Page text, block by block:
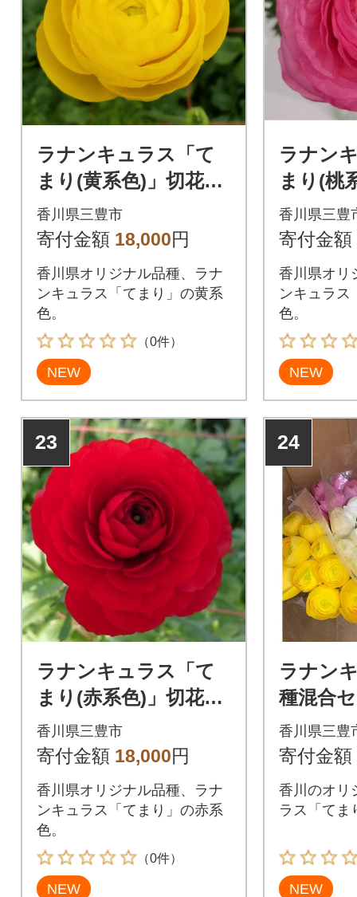
ラナンキュラス「て
まり(黄系色)」切花50
本
香川県三豊市
寄付金額 18,000円
香川県オリジナル品種、ラナ
ンキュラス「てまり」の黄系
色。
（0件）
NEW
ラナン
まり(桃
本
香川県三豊
寄付金額
香川県オリ
ンキュラス
色。
NEW
23
ラナンキュラス「て
まり(赤系色)」切花50
本
香川県三豊市
寄付金額 18,000円
香川県オリジナル品種、ラナ
ンキュラス「てまり」の赤系
色。
（0件）
NEW
24
ラナン
種混合
50本
香川県三豊
寄付金額
香川のオリ
ラス「てま
NEW